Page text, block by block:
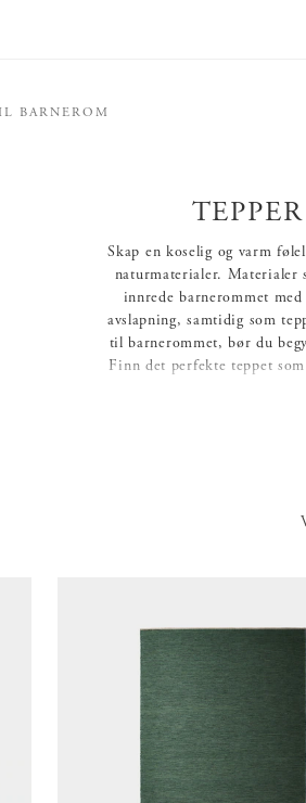
BARNEROM
Skap en koselig og varm
naturmaterialer. Materialer
innrede barnerommet
avslapning, samtidig som
til barnerommet, bør du
Finn det perfekte teppet